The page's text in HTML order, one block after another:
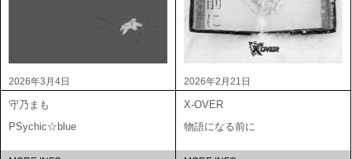
2026年3月4日
守乃まも
PSychic☆blue
2026年2月21日
X-OVER
物語になる前に